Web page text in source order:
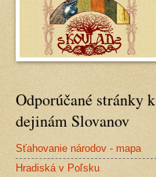
Odporúčané stránky k
dejinám Slovanov
Sťahovanie národov - mapa
Hradiská v Poľsku